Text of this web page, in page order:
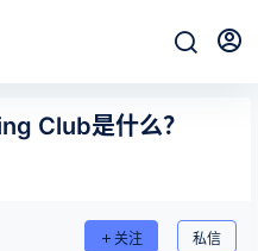
Club是什么？
关注 私信